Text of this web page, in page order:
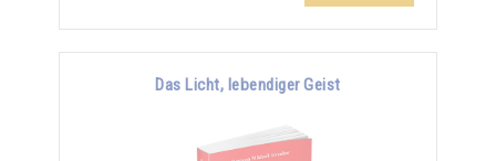
Das Licht, lebendiger Geist